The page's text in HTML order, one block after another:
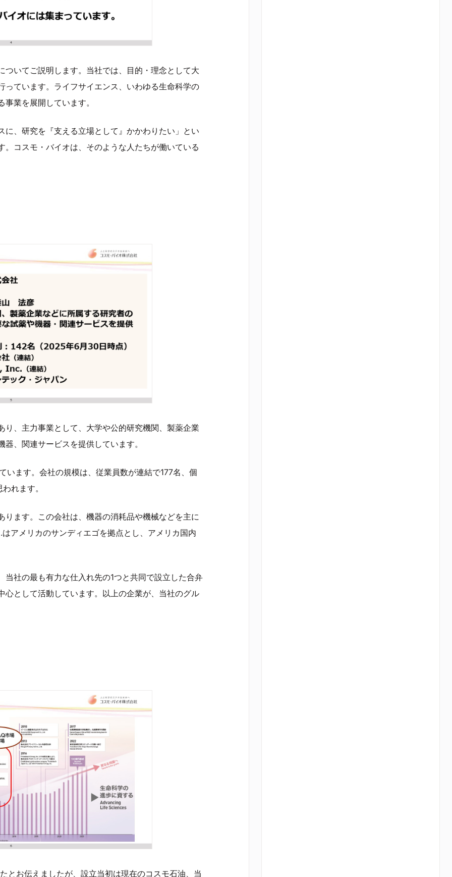
いてご説明します。当社では、目的・理念として大
ています。ライフサイエンス、いわゆる生命科学の
業を展開しています。
、研究を『支える立場として』かかわりたい」とい
コスモ・バイオは、そのような人たちが働いている
、主力事業として、大学や公的研究機関、製薬企業
、関連サービスを提供しています。
ます。会社の規模は、従業員数が連結で177名、個
れます。
ます。この会社は、機器の消耗品や機械などを主に
アメリカのサンディエゴを拠点とし、アメリカ国内
社の最も有力な仕入れ先の1つと共同で設立した合弁
として活動しています。以上の企業が、当社のグル
とお伝えましたが、設立当初は現在のコスモ石油、当